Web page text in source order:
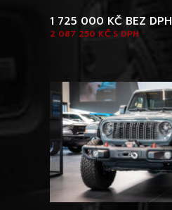
2 087 250 KČ S DPH
1 725 000 KČ BEZ DPH